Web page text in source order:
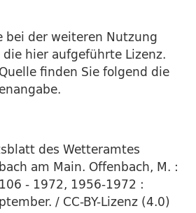
bei der weiteren Nutzung
hier aufgeführte Lizenz.
finden Sie folgend die
des Wetteramtes
am Main. Offenbach, M. :
- 1972, 1956-1972 :
/ CC-BY-Lizenz (4.0)